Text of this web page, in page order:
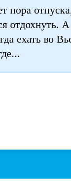
пора
отдохнуть.
ехать во